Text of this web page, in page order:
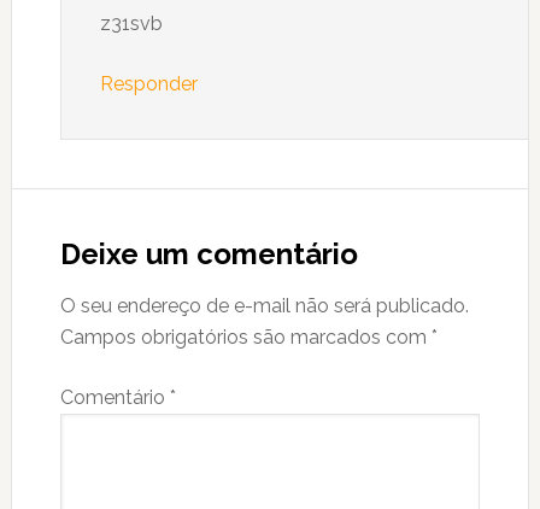
z31svb
Responder
Deixe um comentário
O seu endereço de e-mail não será publicado.
Campos obrigatórios são marcados com *
Comentário *